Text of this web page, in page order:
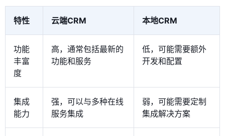
特性 云端CRM 本地CRM
功能
丰富
度
高，通常包括最新的
功能和服务
低，可能需要额外
开发和配置
集成
能力
强，可以与多种在线
服务集成
弱，可能需要定制
集成解决方案